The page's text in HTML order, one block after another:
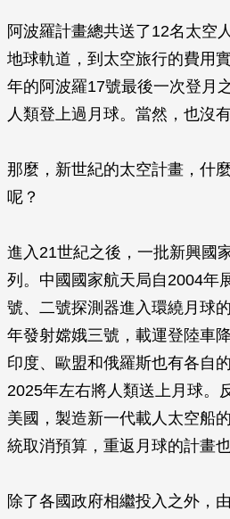
阿波羅計畫總共送了12名太空
地球軌道，到太空旅行的費用
年的阿波羅17號最後一次登月
人類登上過月球。當然，也沒
那麼，新世紀的太空計畫，什
呢？
進入21世紀之後，一批新興國
列。中國國家航天局自2004年
號、二號探測器進入環繞月球
年發射嫦娥三號，載運登陸車
印度、歐盟和俄羅斯也有各自
2025年左右將人類送上月球。
美國，製造新一代載人太空船
統取消預算，重返月球的計畫
除了各國政府相繼投入之外，